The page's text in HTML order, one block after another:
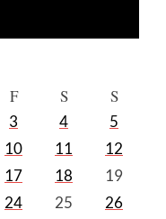
F S S
3 4
5
10 11
12
17 18
19
24 25
26